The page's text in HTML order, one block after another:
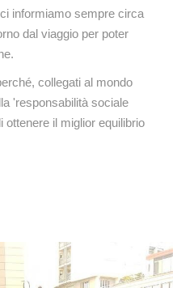
informiamo sempre circa
dal viaggio per poter
collegati al mondo
'responsabilità sociale
il miglior equilibrio